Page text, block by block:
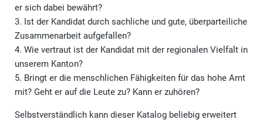
er sich dabei bewährt?
3. Ist der Kandidat durch sachliche und gute, überparteiliche
Zusammenarbeit aufgefallen?
4. Wie vertraut ist der Kandidat mit der regionalen Vielfalt in
unserem Kanton?
5. Bringt er die menschlichen Fähigkeiten für das hohe Amt
mit? Geht er auf die Leute zu? Kann er zuhören?
Selbstverständlich kann dieser Katalog beliebig erweitert